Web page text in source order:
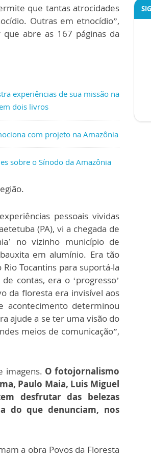
que tantas atrocidades
Outras em etnocídio”,
abre as 167 páginas da
experiências de sua missão na
dois livros
com projeto na Amazônia
sobre o Sínodo da Amazônia
pessoais vividas
(PA), vi a chegada de
no vizinho município de
em alumínio. Era tão
Tocantins para suportá-la
contas, era o ‘progresso’
da floresta era invisível aos
acontecimento determinou
ajude a se ter uma visão do
meios de comunicação”,
imagens. O fotojornalismo
Paulo Maia, Luis Miguel
desfrutar das belezas
do que denunciam, nos
a obra Povos da Floresta